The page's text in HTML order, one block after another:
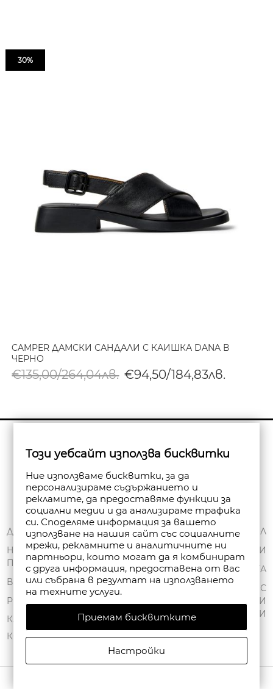
30%
CAMPER ДАМСКИ САНДАЛИ С КАИШКА DANA В
ЧЕРНО
€135,00/264,04лв. €94,50/184,83лв.
Абониране
ДОСТАВКА
НАЧИНИ НА
ПЛАЩАНЕ
ВРЪЩАНЕ
РЕКЛАМАЦИИ
КАРТА НА САЙТА
КОНТАКТИ
ЗА НАС
ОБЩИ УСЛОВИЯ
ПОЛИТИКА ЗА
ПОВЕРИТЕЛНОСТ
FAN POINT CLUB
МАГАЗИНИ
МОЯТ ПРОФИЛ
ПОРЪЧКИ
ЧАНТА
СПИСЪК С
ЖЕЛАНИ
ПРОДУКТИ
Този уебсайт използва бисквитки
Ние използваме бисквитки, за да
персонализираме съдържанието и
рекламите, да предоставяме функции за
социални медии и да анализираме трафика
си. Споделяме информация за вашето
използване на нашия сайт със социалните
мрежи, рекламните и аналитичните ни
партньори, които могат да я комбинират
с друга информация, предоставена от вас
или събрана в резултат на използването
на техните услуги.
Приемам бисквитките
Настройки